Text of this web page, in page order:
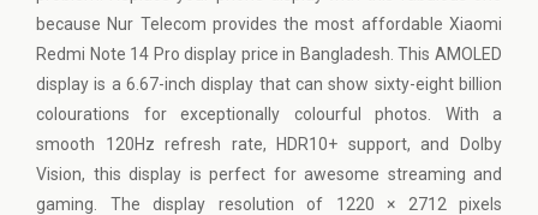
because Nur Telecom provides the most affordable Xiaomi
Redmi Note 14 Pro display price in Bangladesh. This AMOLED
display is a 6.67-inch display that can show sixty-eight billion
colourations for exceptionally colourful photos. With a
smooth 120Hz refresh rate, HDR10+ support, and Dolby
Vision, this display is perfect for awesome streaming and
gaming. The display resolution of 1220 × 2712 pixels